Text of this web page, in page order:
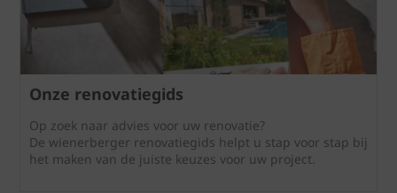
Onze renovatiegids
Op zoek naar advies voor uw renovatie?
De wienerberger renovatiegids helpt u stap voor stap bij
het maken van de juiste keuzes voor uw project.